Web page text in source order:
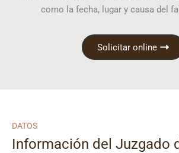
como la fecha, lugar y causa del
Solicitar online
DATOS
Información del Juzgado